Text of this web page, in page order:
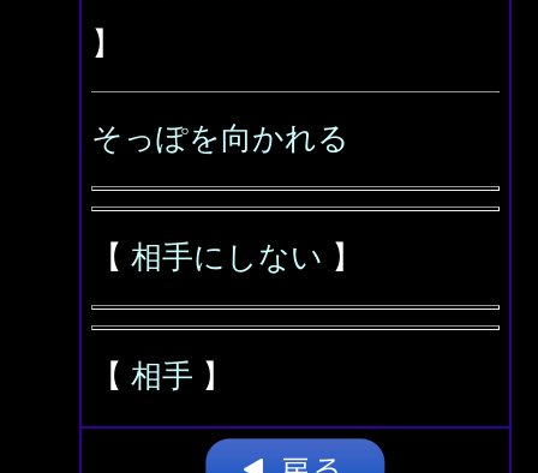
】
そっぽを向かれる
【 相手にしない 】
【 相手 】